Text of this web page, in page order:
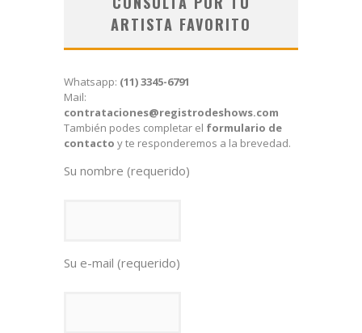
ARTISTA FAVORITO
Whatsapp: (11) 3345-6791
Mail:
contrataciones@registrodeshows.com
También podes completar el formulario de
contacto y te responderemos a la brevedad.
Su nombre (requerido)
Su e-mail (requerido)